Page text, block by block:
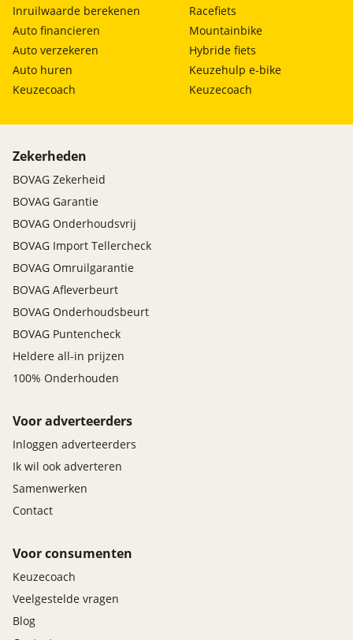
Inruilwaarde berekenen
Auto financieren
Auto verzekeren
Auto huren
Keuzecoach
Racefiets
Mountainbike
Hybride fiets
Keuzehulp e-bike
Keuzecoach
Zekerheden
BOVAG Zekerheid
BOVAG Garantie
BOVAG Onderhoudsvrij
BOVAG Import Tellercheck
BOVAG Omruilgarantie
BOVAG Afleverbeurt
BOVAG Onderhoudsbeurt
BOVAG Puntencheck
Heldere all-in prijzen
100% Onderhouden
Voor adverteerders
Inloggen adverteerders
Ik wil ook adverteren
Samenwerken
Contact
Voor consumenten
Keuzecoach
Veelgestelde vragen
Blog